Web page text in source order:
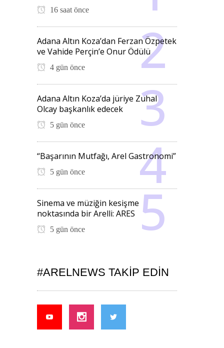
16 saat önce
Adana Altın Koza’dan Ferzan Özpetek
ve Vahide Perçin’e Onur Ödülü
4 gün önce
Adana Altın Koza’da jüriye Zuhal
Olcay başkanlık edecek
5 gün önce
“Başarının Mutfağı, Arel Gastronomi”
5 gün önce
Sinema ve müziğin kesişme
noktasında bir Arelli: ARES
5 gün önce
#ARELNEWS TAKIP EDIN